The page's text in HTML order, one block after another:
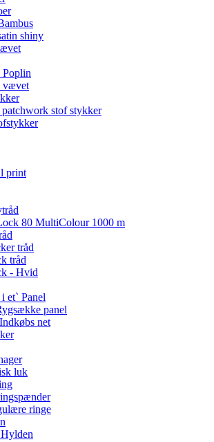
shiny
Poplin
vævet
stof stykker
print
80 MultiColour 1000 m
tråd
tråd
- Hvid
et` Panel
panel
net
luk
ringe